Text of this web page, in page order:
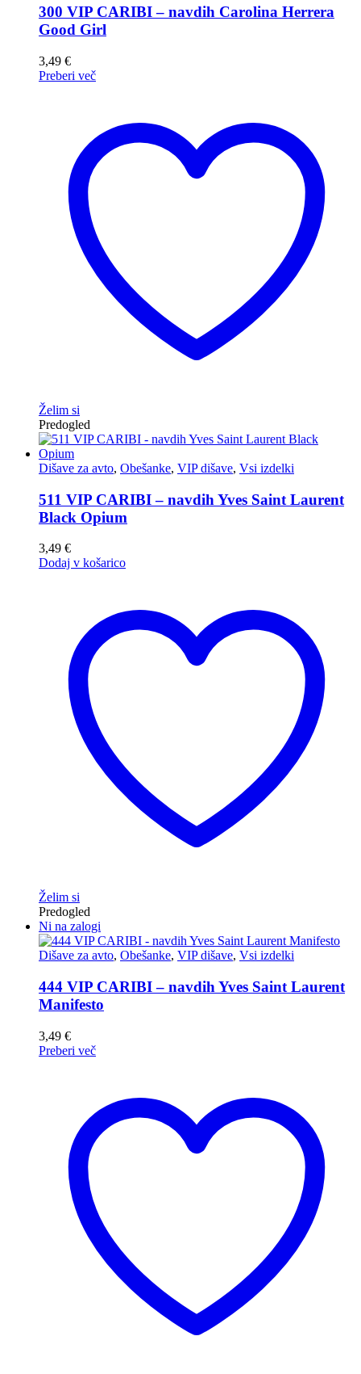
300 VIP CARIBI – navdih Carolina Herrera
Good Girl
3,49 €
Preberi več
Želim si
Predogled
Dišave za avto, Obešanke, VIP dišave, Vsi izdelki
511 VIP CARIBI – navdih Yves Saint Laurent
Black Opium
3,49 €
Dodaj v košarico
Želim si
Predogled
Ni na zalogi
Dišave za avto, Obešanke, VIP dišave, Vsi izdelki
444 VIP CARIBI – navdih Yves Saint Laurent
Manifesto
3,49 €
Preberi več